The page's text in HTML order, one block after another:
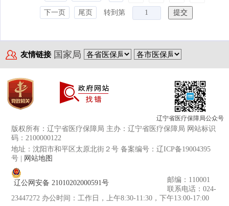
下一页 尾页 转到第
友情链接 国家局
辽宁省医疗保障局公众号
版权所有：辽宁省医疗保障局 主办：辽宁省医疗保障局 网站标识
码：2100000122
地址：沈阳市和平区太原北街２号 备案编号：辽ICP备19004395
号 |
网站地图
辽公网安备 21010202000591号
邮编：110001
联系电话：024-
23447272 办公时间：工作日，上午8:30-11:30，下午13:00-17:00